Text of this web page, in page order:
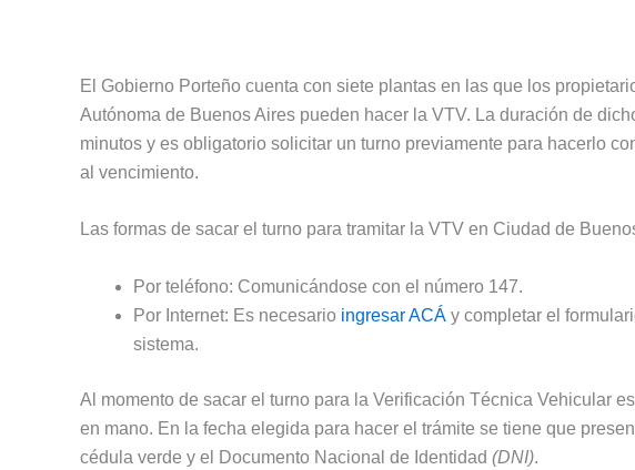
El Gobierno Porteño cuenta con siete plantas en las que los
Autónoma de Buenos Aires pueden hacer la VTV. La duración de
minutos y es obligatorio solicitar un turno previamente para hacerlo
al vencimiento.
Las formas de sacar el turno para tramitar la VTV en Ciudad de
Por teléfono: Comunicándose con el número 147.
Por Internet: Es necesario ingresar ACÁ y completar el
sistema.
Al momento de sacar el turno para la Verificación Técnica Vehicular
en mano. En la fecha elegida para hacer el trámite se tiene que
cédula verde y el Documento Nacional de Identidad (DNI).